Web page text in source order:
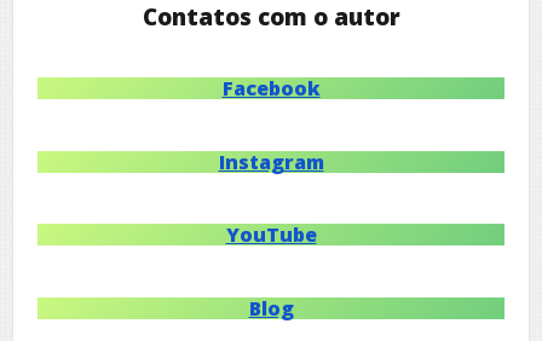
Contatos com o autor
Facebook
Instagram
YouTube
Blog